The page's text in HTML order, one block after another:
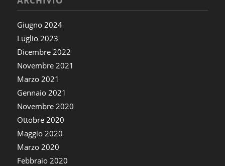
Giugno 2024
Luglio 2023
Dicembre 2022
Novembre 2021
Marzo 2021
Gennaio 2021
Novembre 2020
Ottobre 2020
Maggio 2020
Marzo 2020
Febbraio 2020